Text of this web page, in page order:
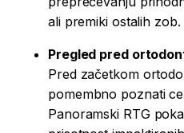
ali premiki ostalih zob.
Pregled pred
Pred začetkom
pomembno poznati
Panoramski RTG